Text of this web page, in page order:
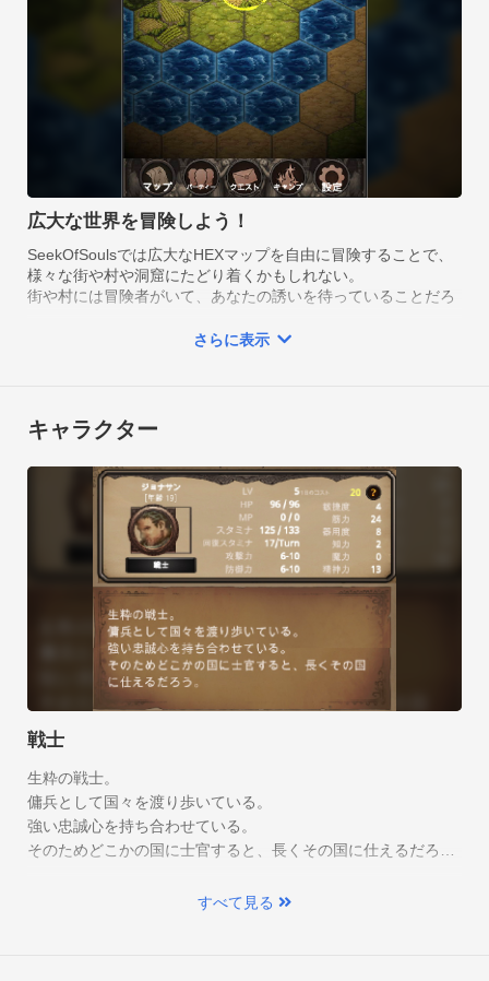
自由な冒険を気軽に遊べるRPGゲームです。
（クエストの中には「誘拐されたお姫様を救う」という類いの
ものがあります。）
村や町の人々は様々な事件（クエスト）を解決してくれる冒険
また、冒険の宿では冒険者たちがあなたの誘いを待っていま
す。
冒険者はそれぞれ特徴があり、剣や魔法、罠解除が得意だった
り様々な人々がいます。
その彼らのジョブを活かして、あなたはこの世界で無限の冒険
職できるというユニークな転職システムを採用しています。
転生をすれば今まで出会った他の冒険者として再び世界をやり
直す事ができます。
転生した冒険者は今までのジョブの知識があるため、転生後も
今まで覚えたジョブに転職する事ができます。
同じクエストを行う際にも難易度を変えて、難しい難易度にし
て同じクエストを受ける事で多くの報酬を手に入れる事ができ
は放置した時間を使って遊ぶRPGゲームとなっています。
今まで培ってきたノウハウを活かして、出来るだけ面倒なレベ
ルアップなどを簡略化しております。
また、同じ冒険でも違う宝が手に入るようにハクスラ要素をた
広大な世界を冒険しよう！
SeekOfSoulsでは広大なHEXマップを自由に冒険することで、
様々な街や村や洞窟にたどり着くかもしれない。
街や村には冒険者がいて、あなたの誘いを待っていることだろ
そして、洞窟の奥にはまだ見ぬお宝が眠っているかもしれな
白熱のバトル！
迷宮の中の宝を狙っているのはあなただけとは限らない。
敵と遭遇した時は多彩なカードを駆使して戦うんだ！
さらに表示
キャラクター
戦士
生粋の戦士。
傭兵として国々を渡り歩いている。
強い忠誠心を持ち合わせている。
そのためどこかの国に士官すると、長くその国に仕えるだろ
すべて見る